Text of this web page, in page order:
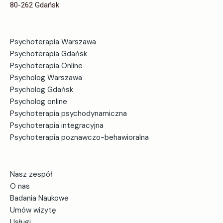
Jeśli zauważysz objawy depresji trwające dłużej niż
obniżonego nastroju (np. co miesiąc) może wskazywać
na problem. Najważniejszym sygnałem alarmowym są
myśli samobójcze.
Psychoterapia i
leczenie depresji –
pomoc w powrocie do
Leczenie depresji jest kompleksowe i obejmuje
zarówno terapię farmakologiczną (leki
przeciwdepresyjne), jak i psychoterapię. Warto
skorzystać z pomocy specjalisty jak najszybciej, aby
80-262 Gdańsk
Psychoterapia Warszawa
Psychoterapia Gdańsk
Psychoterapia Online
Psycholog Warszawa
Psycholog Gdańsk
Psycholog online
Psychoterapia psychodynamiczna
Psychoterapia integracyjna
Psychoterapia poznawczo-behawioralna
Nasz zespół
O nas
Badania Naukowe
Umów wizytę